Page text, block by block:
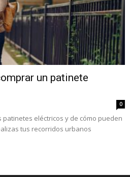
un patinete
0
eléctricos y de cómo pueden
tus recorridos urbanos